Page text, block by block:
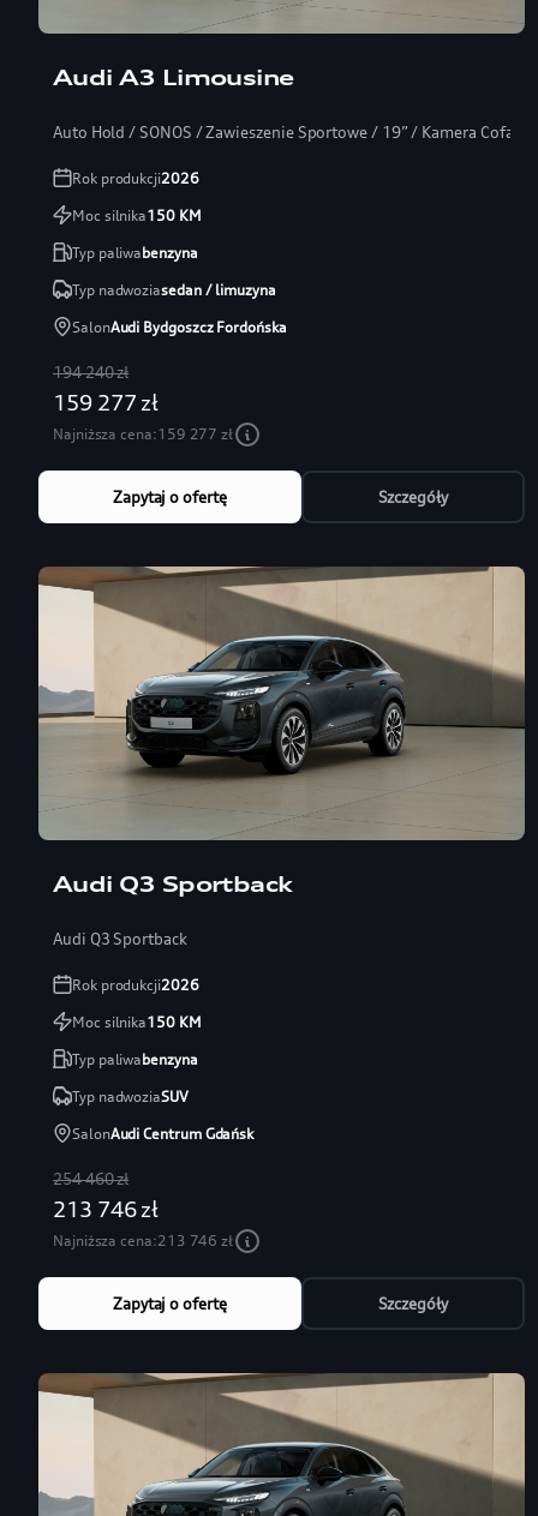
Audi A3 Limousine
Auto Hold / SONOS / Zawieszenie Sportowe / 19” / Kamera Cofania
Rok produkcji2026
Moc silnika150KM
Typ paliwabenzyna
Typ nadwoziasedan / limuzyna
SalonAudi Bydgoszcz Fordońska
194 240 zł
159 277 zł
Najniższa cena:159 277 zł
Zapytaj o ofertę Szczegóły
Audi Q3 Sportback
Audi Q3 Sportback
Rok produkcji2026
Moc silnika150KM
Typ paliwabenzyna
Typ nadwoziaSUV
SalonAudi Centrum Gdańsk
254 460 zł
213 746 zł
Najniższa cena:213 746 zł
Zapytaj o ofertę Szczegóły